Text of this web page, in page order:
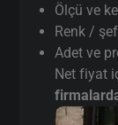
Ölçü ve
Renk /
Adet ve
Net fiyat